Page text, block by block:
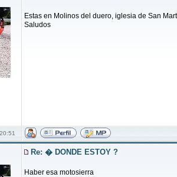
Estas en Molinos del duero, iglesia de San
Saludos
Re: � DONDE ESTOY ?
Haber esa motosierra